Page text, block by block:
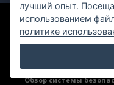
©2026 by Visual
Обзор системы
лучший опыт.
использованием
политике